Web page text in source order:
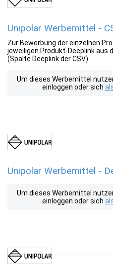
Unipolar Werbemittel -
Zur Bewerbung der einzelnen
jeweiligen Produkt-Deeplink aus
(Spalte Deeplink der CSV).
Um dieses Werbemittel
einloggen oder sich
Unipolar Werbemittel -
Um dieses Werbemittel
einloggen oder sich